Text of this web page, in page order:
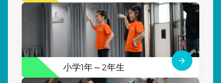
小学1年～2年生